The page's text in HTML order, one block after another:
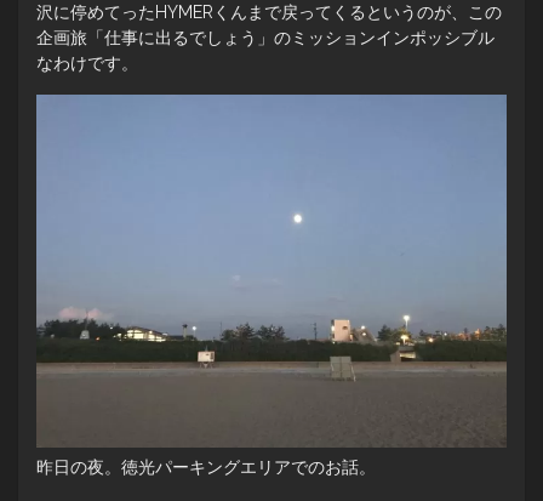
沢に停めてったHYMERくんまで戻ってくるというのが、この
企画旅「仕事に出るでしょう」のミッションインポッシブル
なわけです。
昨日の夜。徳光パーキングエリアでのお話。